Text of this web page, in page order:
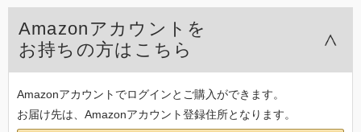
Amazonアカウントを
お持ちの方はこちら
Amazonアカウントでログインとご購入ができます。
お届け先は、Amazonアカウント登録住所となります。